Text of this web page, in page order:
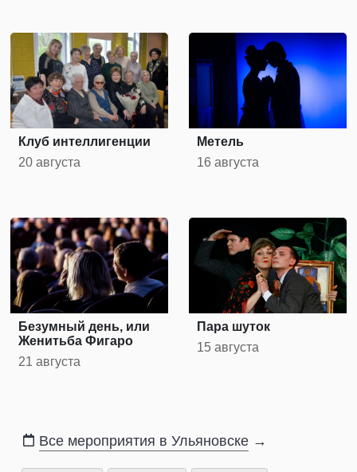
Клуб интеллигенции
20 августа
Метель
16 августа
Безумный день, или
Женитьба Фигаро
21 августа
Пара шуток
15 августа
Все мероприятия в Ульяновске →